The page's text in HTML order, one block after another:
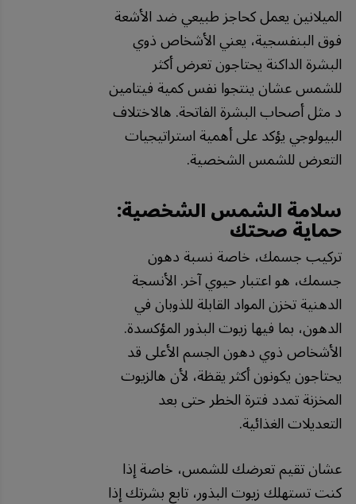
الميلانين يعمل كحاجز طبيعي ضد الأشعة
فوق البنفسجية، يعني الأشخاص ذوي
البشرة الداكنة يحتاجون تعرض أكثر
للشمس عشان ينتجوا نفس كمية فيتامين
د مثل أصحاب البشرة الفاتحة. هالاختلاف
البيولوجي يؤكد على أهمية استراتيجيات
التعرض للشمس الشخصية.
سلامة الشمس الشخصية:
حماية صحتك
تركيب جسمك، خاصة نسبة دهون
جسمك، هو اعتبار حيوي آخر. الأنسجة
الدهنية تخزن المواد القابلة للذوبان في
الدهون، بما فيها زيوت البذور المؤكسدة.
الأشخاص ذوي دهون الجسم الأعلى قد
يحتاجون يكونون أكثر يقظة، لأن هالزيوت
المخزنة تمدد فترة الخطر حتى بعد
التعديلات الغذائية.
عشان تقيم تعرضك للشمس، خاصة إذا
كنت تستهلك زيوت البذور، تابع بشرتك إذا